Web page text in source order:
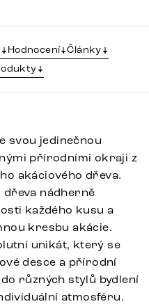
Hodnocení Články
svou jedinečnou
přírodními okraji z
akáciového dřeva.
nádherně
každého kusu a
kresbu akácie.
unikát, který se
desce a přírodní
různých stylů bydlení
atmosféru.